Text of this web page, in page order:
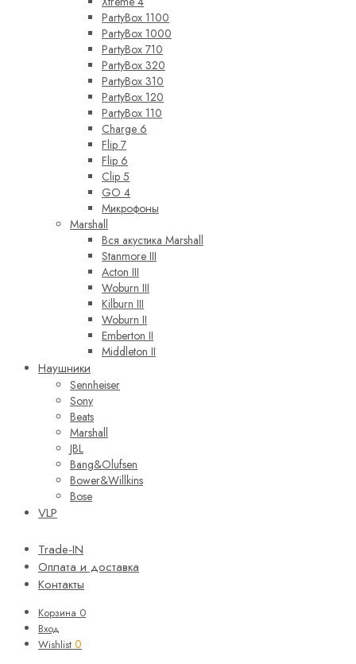
PartyBox 1100
PartyBox 1000
PartyBox 710
PartyBox 320
PartyBox 310
PartyBox 120
PartyBox 110
Charge 6
Flip 7
Flip 6
Clip 5
GO 4
Микрофоны
Marshall
Вся акустика Marshall
Stanmore III
Acton III
Woburn III
Kilburn III
Woburn II
Emberton II
Middleton II
Наушники
Sennheiser
Sony
Beats
Marshall
JBL
Bang&Olufsen
Bower&Willkins
Bose
VLP
Trade-IN
Оплата и доставка
Контакты
Корзина 0
Вход
Wishlist 0